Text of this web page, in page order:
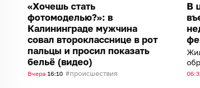
«Хочешь стать
фотомоделью?»: в
Калининграде мужчина
совал второкласснице в рот
пальцы и просил показать
бельё (видео)
Вчера 16:10 происшествия
В